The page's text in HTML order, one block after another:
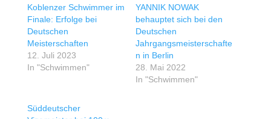
Koblenzer Schwimmer im
Finale: Erfolge bei
Deutschen
Meisterschaften
12. Juli 2023
In "Schwimmen"
YANNIK NOWAK
behauptet sich bei den
Deutschen
Jahrgangsmeisterschafte
n in Berlin
28. Mai 2022
In "Schwimmen"
Süddeutscher